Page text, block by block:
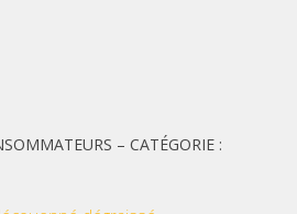
– CATÉGORIE :